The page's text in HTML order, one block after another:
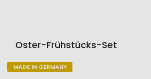
Oster-Frühstücks-Set
Zum
MADE IN GERMANY